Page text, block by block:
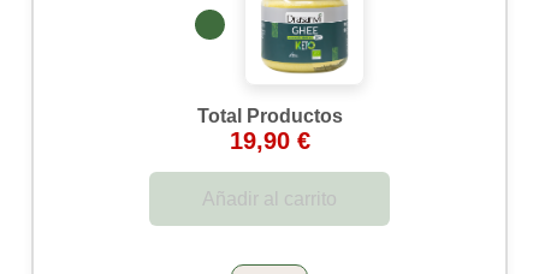
Total Productos
19,90 €
Añadir al carrito